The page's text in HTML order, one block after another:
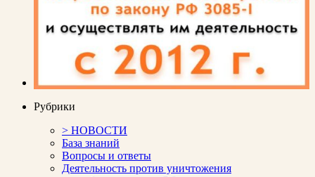
Рубрики
> НОВОСТИ
База знаний
Вопросы и ответы
Деятельность против уничтожения